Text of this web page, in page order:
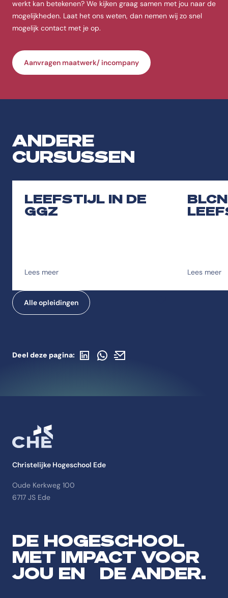
werkt kan betekenen? We kijken graag samen met jou naar de
mogelijkheden. Laat het ons weten, dan nemen wij zo snel
mogelijk contact met je op.
Aanvragen maatwerk/ incompany
ANDERE
CURSUSSEN
LEEFSTIJL IN DE
GGZ
Lees meer
BLCN
Lees meer
Alle opleidingen
Deel deze pagina: Deel op LinkedIn
Deel via WhatsApp
Deel via de mail
Christelijke Hogeschool Ede
Oude Kerkweg 100
6717 JS Ede
DE HOGESCHOOL
MET IMPACT VOOR
JOU EN DE ANDER.